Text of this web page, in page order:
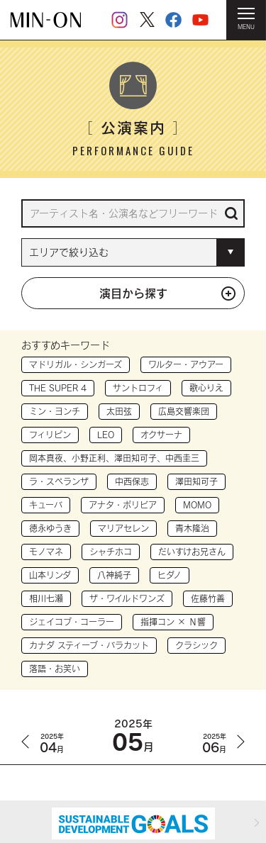
MENU
HOME ＞ 公演案内
［公演案内］
PERFORMANCE GUIDE
演目から探す
おすすめキーワード
マドリガル・シンガーズ ワルター・アウアー
THE SUPER 4 サントロフィ 歌心りえ
ミン・ヨンチ 太田弦 広島交響楽団
フィリピン LEO オクサーナ
岡本真夜、小野正利、澤田知可子、中西圭三
ラ・スペランザ 中西保志 澤田知可子
キューバ アナタ・ボリビア MOMO
徳永ゆうき マリアセレン 青木隆治
モノマネ シャチホコ だいすけお兄さん
山本リンダ 八神純子 ヒダノ
相川七瀬 ザ・ワイルドワンズ 佐藤竹善
ジェイコブ・コーラー 指揮コン × Ｎ響
カナダ スティーブ・バラカット クラシック
落語・お笑い
2025年
04月
2025年
05月
2025年
06月